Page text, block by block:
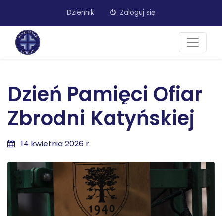
Dziennik Zaloguj się
Dzień Pamięci Ofiar
Zbrodni Katyńskiej
14 kwietnia 2026 r.